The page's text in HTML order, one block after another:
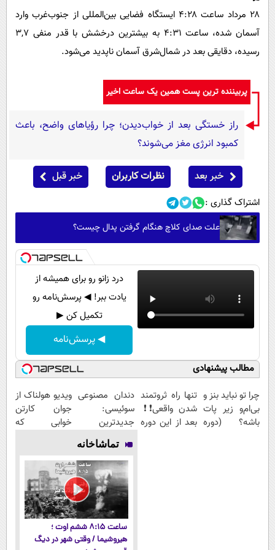
۲۸ مرداد ساعت ۴:۲۸ ایستگاه فضایی بین‌المللی از جنوب‌غرب وارد
آسمان شده، ساعت ۴:۳۱ به بیشترین درخشش با قدر منفی ۳,۷
رسیده، دقایقی بعد در شمال‌شرق آسمان ناپدید می‌شود.
پربیننده ترین پست همین یک ساعت اخیر
راز خستگی بعد از خواب‌دیدن؛ چرا رؤیاهای واضح، باعث
کمبود انرژی مغز می‌شوند؟
خبر بعد نظرات کاربران خبر قبل
اشتراک گذاری :
علت صدای کلاچ هنگام گرفتن پدال چیست؟
درد زانو رو برای همیشه از
یادت ببر! ◀ پرسش‌نامه رو
تکمیل کن ▶
◀ پرسش‌نامه
مطالب پیشنهادی
چرا تو نباید بنز و
بی‌ام‌و زیر پات
باشه؟ (دوره
تنها راه ثروتمند
شدن واقعی❗❗
بعد از این دوره
دندان مصنوعی
سوئیسی:
جدیدترین
فناوری اروپا،
سبک و مقاوم |
پرداخت قسطی
ویدیو هولناک از
جوان کارتن
خوابی که
تماشاخانه
ساعت ۸:۱۵ ششم اوت ؛
هیروشیما / وقتی شهر در دیگ